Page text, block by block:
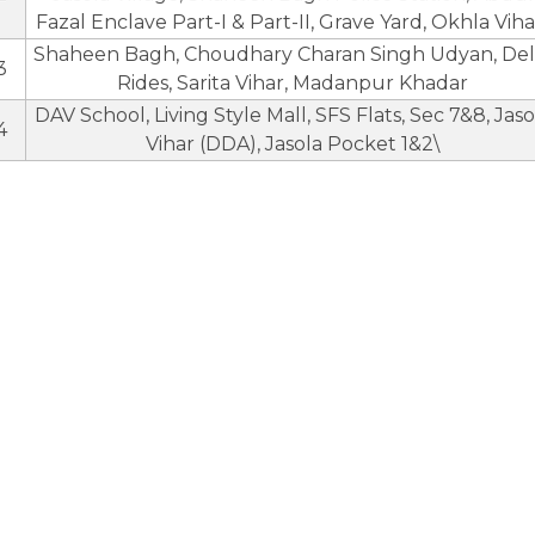
Fazal Enclave Part-I & Part-II, Grave Yard, Okhla
Shaheen Bagh, Choudhary Charan Singh Udyan,
Rides, Sarita Vihar, Madanpur Khadar
DAV School, Living Style Mall, SFS Flats, Sec 7&8,
Vihar (DDA), Jasola Pocket 1&2\